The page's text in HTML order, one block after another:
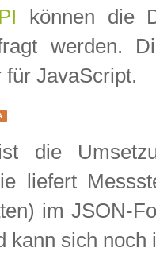
können die
werden.
JavaScript.
die
liefert
im JSON-
kann sich noch